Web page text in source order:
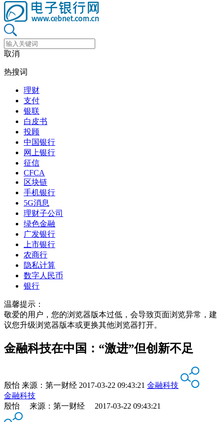
取消
热搜词
理财
支付
银联
白皮书
投顾
中国银行
网上银行
征信
CFCA
区块链
手机银行
5G消息
理财子公司
绿色金融
广发银行
上市银行
农商行
隐私计算
数字人民币
银行
温馨提示：
敬爱的用户，您的浏览器版本过低，会导致页面浏览异常，建
议您升级浏览器版本或更换其他浏览器打开。
金融科技在中国：“激进”但创新不足
殷怡 来源： 第一财经 2017-03-22 09:43:21 金融科技
金融科技
殷怡 来源：第一财经 2017-03-22 09:43:21